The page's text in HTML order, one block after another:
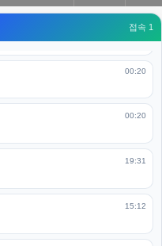
접속 1
00:19
12시가 넘었었네요
00:20
00:20
19:31
15:12